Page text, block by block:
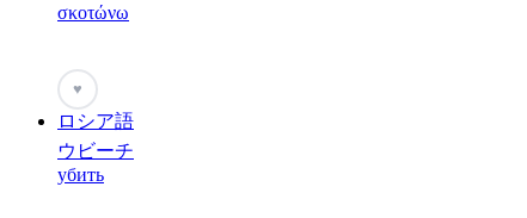
σκοτώνω
♥
ロシア語
ウビーチ
убить